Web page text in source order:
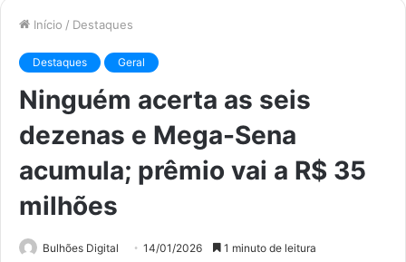
Início / Destaques
Destaques Geral
Ninguém acerta as seis
dezenas e Mega-Sena
acumula; prêmio vai a R$ 35
milhões
Bulhões Digital 14/01/2026 1 minuto de leitura